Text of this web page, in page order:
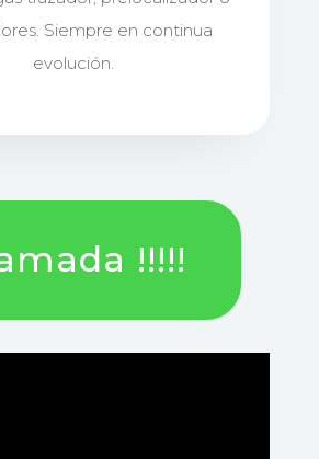
Siempre en continua
evolución.
!!!!!